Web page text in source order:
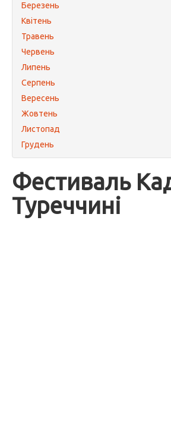
Березень
Квітень
Травень
Червень
Липень
Серпень
Вересень
Жовтень
Листопад
Грудень
Фестиваль
Туреччині